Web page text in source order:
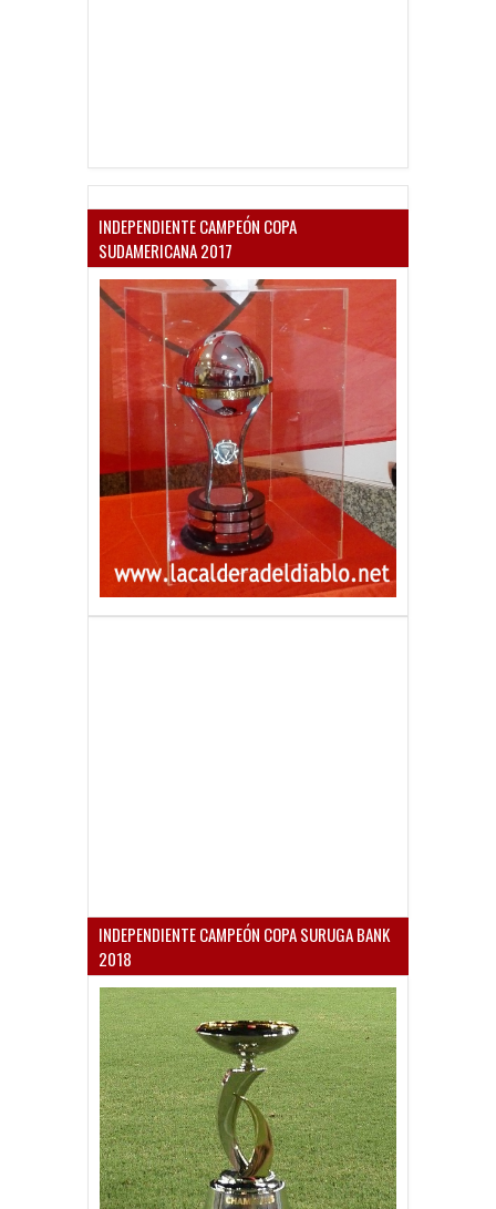
INDEPENDIENTE CAMPEÓN COPA
SUDAMERICANA 2017
INDEPENDIENTE CAMPEÓN COPA SURUGA BANK
2018